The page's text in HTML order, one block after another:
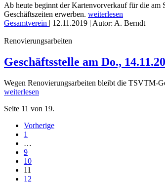
Ab heute beginnt der Kartenvorverkauf für die am
Geschäftszeiten erwerben. weiterlesen
Gesamtverein | 12.11.2019 | Autor: A. Berndt
Renovierungsarbeiten
Geschäftsstelle am Do.,
Wegen Renovierungsarbeiten bleibt die TSVTM-
weiterlesen
Seite 11 von 19.
Vorherige
1
…
9
10
11
12